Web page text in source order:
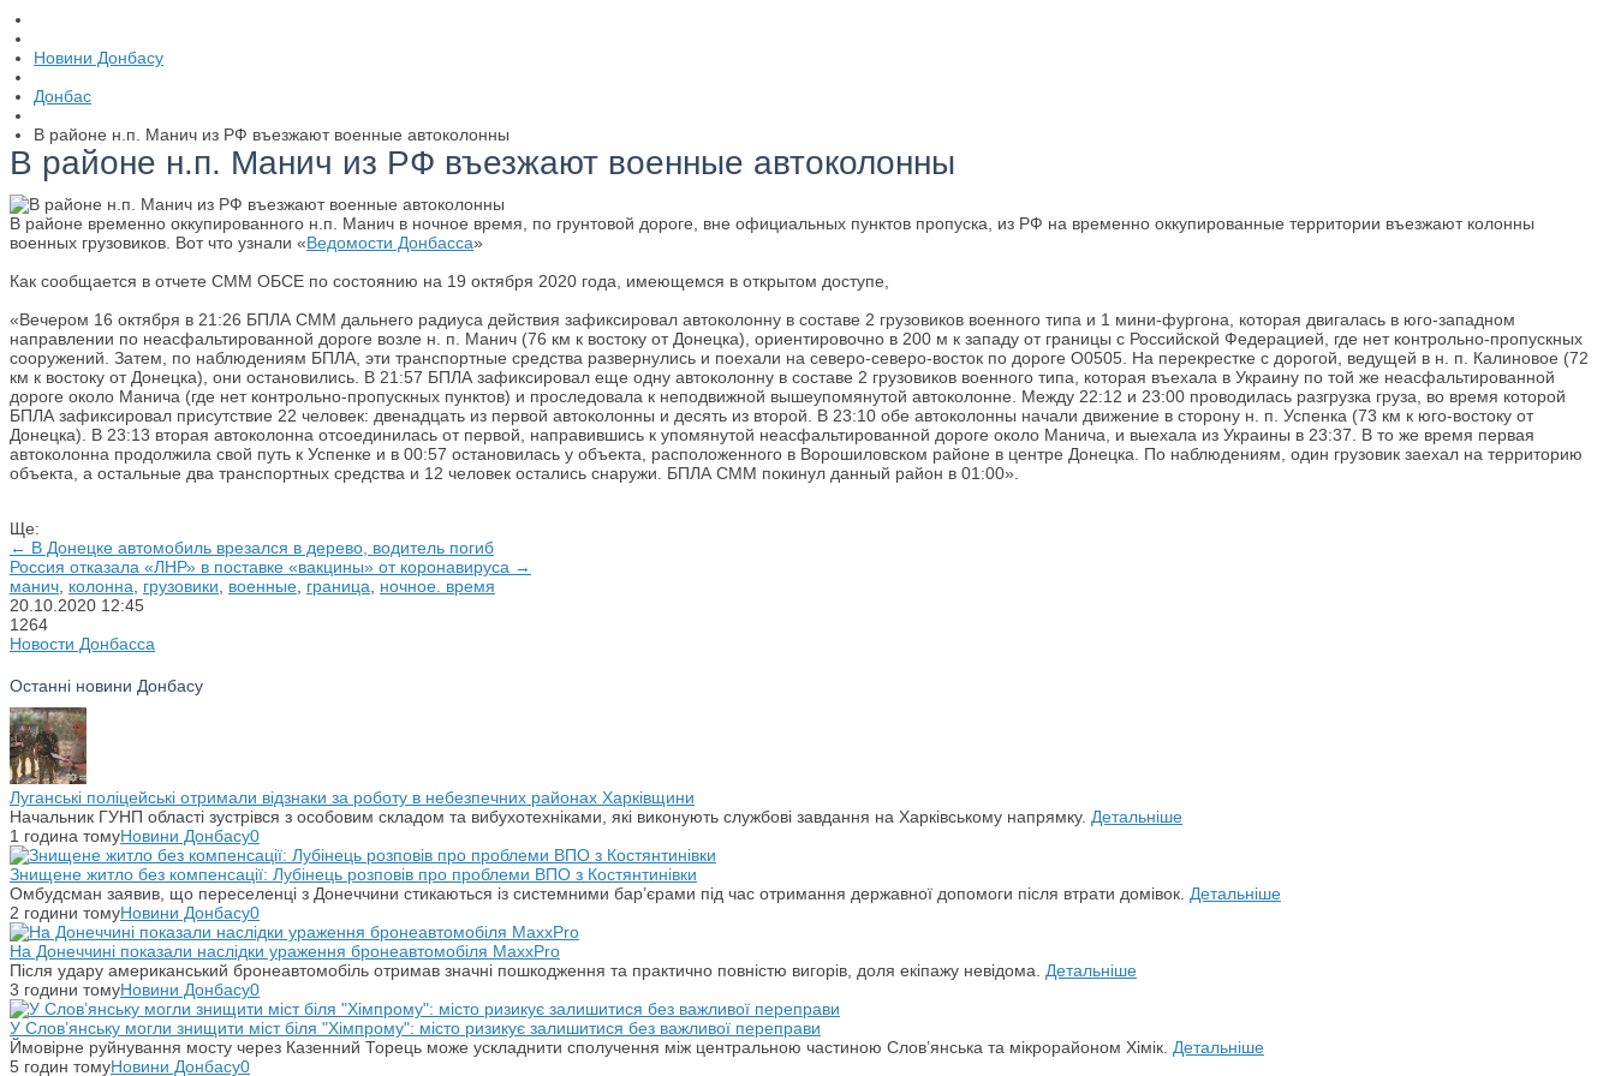
Новини Донбасу
Донбас
В районе н.п. Манич из РФ въезжают военные автоколонны
В районе н.п. Манич из РФ въезжают военные автоколонны
В районе временно оккупированного н.п. Манич в ночное время, по грунтовой дороге, вне официальных пунктов пропуска, из РФ на временно оккупированные территории въезжают колонны
военных грузовиков. Вот что узнали «Ведомости Донбасса»
Как сообщается в отчете СММ ОБСЕ по состоянию на 19 октября 2020 года, имеющемся в открытом доступе,
«Вечером 16 октября в 21:26 БПЛА СММ дальнего радиуса действия зафиксировал автоколонну в составе 2 грузовиков военного типа и 1 мини-фургона, которая двигалась в юго-западном
направлении по неасфальтированной дороге возле н. п. Манич (76 км к востоку от Донецка), ориентировочно в 200 м к западу от границы с Российской Федерацией, где нет контрольно-пропускных
сооружений. Затем, по наблюдениям БПЛА, эти транспортные средства развернулись и поехали на северо-северо-восток по дороге О0505. На перекрестке с дорогой, ведущей в н. п. Калиновое (72
км к востоку от Донецка), они остановились. В 21:57 БПЛА зафиксировал еще одну автоколонну в составе 2 грузовиков военного типа, которая въехала в Украину по той же неасфальтированной
дороге около Манича (где нет контрольно-пропускных пунктов) и проследовала к неподвижной вышеупомянутой автоколонне. Между 22:12 и 23:00 проводилась разгрузка груза, во время которой
БПЛА зафиксировал присутствие 22 человек: двенадцать из первой автоколонны и десять из второй. В 23:10 обе автоколонны начали движение в сторону н. п. Успенка (73 км к юго-востоку от
Донецка). В 23:13 вторая автоколонна отсоединилась от первой, направившись к упомянутой неасфальтированной дороге около Манича, и выехала из Украины в 23:37. В то же время первая
автоколонна продолжила свой путь к Успенке и в 00:57 остановилась у объекта, расположенного в Ворошиловском районе в центре Донецка. По наблюдениям, один грузовик заехал на территорию
объекта, а остальные два транспортных средства и 12 человек остались снаружи. БПЛА СММ покинул данный район в 01:00».
Ще:
← В Донецке автомобиль врезался в дерево, водитель погиб
Россия отказала «ЛНР» в поставке «вакцины» от коронавируса →
манич колонна грузовики военные граница
ночное. время
20.10.2020 12:45
1264
Новости Донбасса
Останні новини Донбасу
Луганські поліцейські отримали відзнаки за роботу в небезпечних районах Харківщини
Начальник ГУНП області зустрівся з особовим складом та вибухотехніками, які виконують службові завдання на Харківському напрямку. Детальніше
1 година томуНовини Донбасу0
Знищене житло без компенсації: Лубінець розповів про проблеми ВПО з Костянтинівки
Омбудсман заявив, що переселенці з Донеччини стикаються із системними бар’єрами під час отримання державної допомоги після втрати домівок. Детальніше
2 години томуНовини Донбасу0
На Донеччині показали наслідки ураження бронеавтомобіля MaxxPro
Після удару американський бронеавтомобіль отримав значні пошкодження та практично повністю вигорів, доля екіпажу невідома. Детальніше
3 години томуНовини Донбасу0
У Слов’янську могли знищити міст біля "Хімпрому": місто ризикує залишитися без важливої переправи
Ймовірне руйнування мосту через Казенний Торець може ускладнити сполучення між центральною частиною Слов’янська та мікрорайоном Хімік. Детальніше
5 годин томуНовини Донбасу0